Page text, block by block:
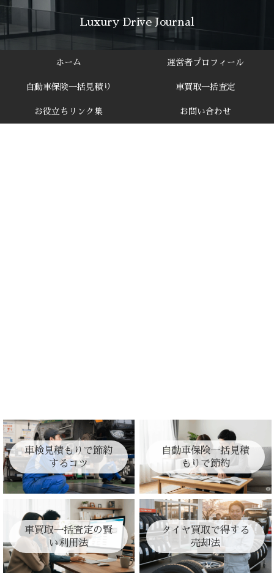
Luxury Drive Journal
ホーム 運営者プロフィール
自動車保険一括見積り 車買取一括査定
お役立ちリンク集 お問い合わせ
車検見積もりで節約
するコツ
自動車保険一括見積
もりで節約
車買取一括査定の賢
い利用法
タイヤ買取で得する
売却法